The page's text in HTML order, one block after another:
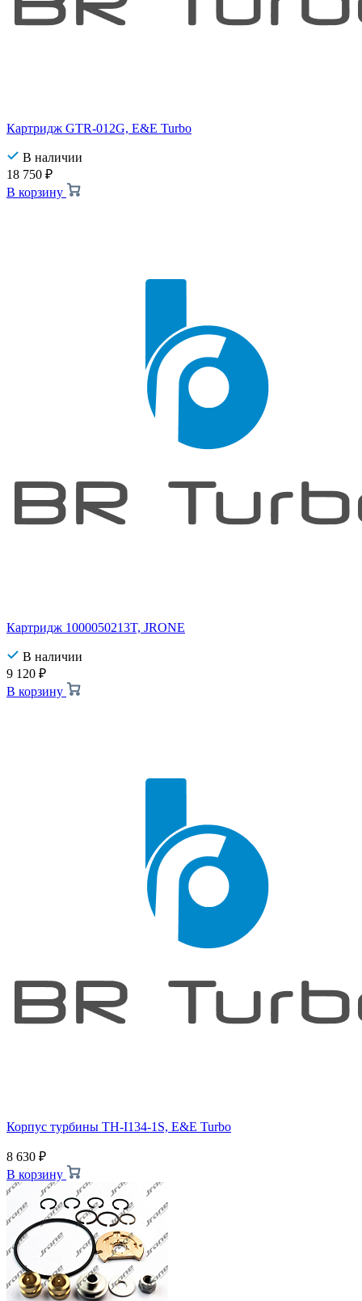
Картридж GTR-012G, E&E Turbo
В наличии
18 750 ₽
В корзину
Картридж 1000050213T, JRONE
В наличии
9 120 ₽
В корзину
Корпус турбины TH-I134-1S, E&E Turbo
8 630 ₽
В корзину